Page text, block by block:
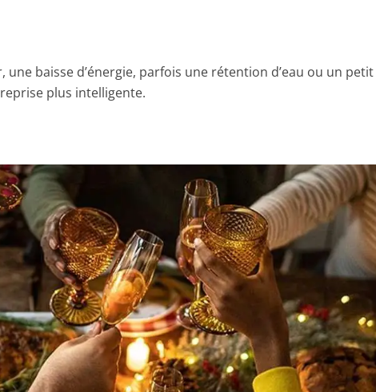
baisse d’énergie, parfois une rétention d’eau ou un
plus intelligente.